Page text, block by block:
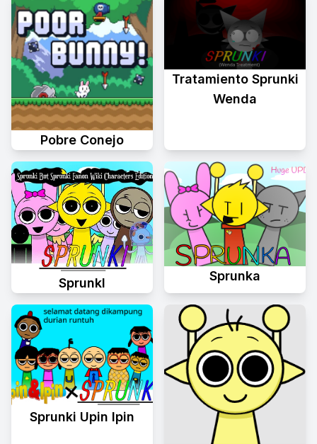
Pobre Conejo
Tratamiento Sprunki
Wenda
Sprunkl
Sprunka
Sprunki Upin Ipin